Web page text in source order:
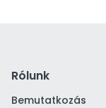
Rólunk
Bemutatkozás